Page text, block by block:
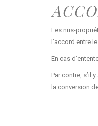
Les nus-
l’accord entre
En cas
Par contre, s’il
la conversion